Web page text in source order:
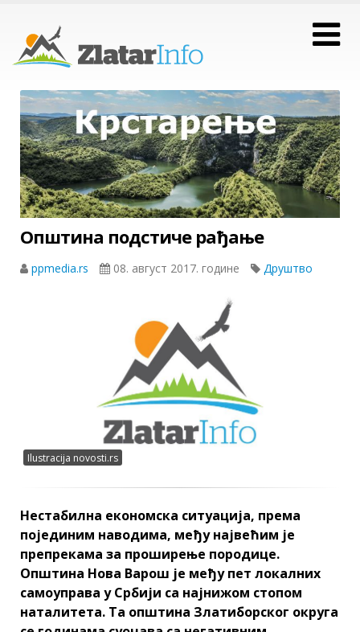
Општина подстиче рађање
ppmedia.rs 08. август 2017. године Друштво
Ilustracija novosti.rs
Нестабилна економска ситуација, према
појединим наводима, међу највећим је
препрекама за проширење породице.
Општина Нова Варош је међу пет локалних
самоуправа у Србији са најнижом стопом
наталитета. Та општина Златиборског округа